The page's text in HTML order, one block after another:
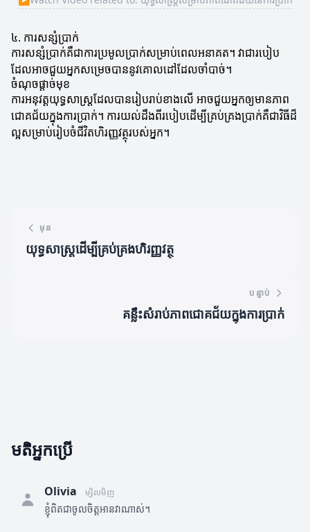
៤. ការសន្សំប្រាក់
ការសន្សំប្រាក់គឺជាការប្រមូលប្រាក់សម្រាប់ពេលអនាគត។ វាជារបៀប
ដែលអាចជួយអ្នកសម្រេចបាននូវគោលដៅដែលចាំបាច់។
ចំណុចផ្តាច់មុខ
ការអនុវត្តយុទ្ធសាស្ត្រដែលបានរៀបរាប់ខាងលើ អាចជួយអ្នកឲ្យមានភាព
ជោគជ័យក្នុងការប្រាក់។ ការយល់ដឹងពីរបៀបដើម្បីគ្រប់គ្រងប្រាក់គឺជាវិធីដ៏
ល្អសម្រាប់រៀបចំជីវិតហិរញ្ញវត្ថុរបស់អ្នក។
មុន
យុទ្ធសាស្ត្រដើម្បីគ្រប់គ្រងហិរញ្ញវត្ថុ
បន្ទាប់
គន្លឹះសំរាប់ភាពជោគជ័យក្នុងការប្រាក់
មតិអ្នកប្រើ
Olivia ម្សិលមិញ
ខ្ញុំពិតជាចូលចិត្តអានវាណាស់។